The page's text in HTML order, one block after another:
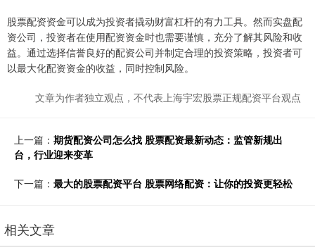
股票配资资金可以成为投资者撬动财富杠杆的有力工具。然而实盘配
资公司，投资者在使用配资资金时也需要谨慎，充分了解其风险和收
益。通过选择信誉良好的配资公司并制定合理的投资策略，投资者可
以最大化配资资金的收益，同时控制风险。
文章为作者独立观点，不代表上海宇宏股票正规配资平台观点
上一篇： 期货配资公司怎么找 股票配资最新动态：监管新规出
台，行业迎来变革
下一篇： 最大的股票配资平台 股票网络配资：让你的投资更轻松
相关文章